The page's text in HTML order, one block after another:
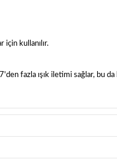
kullanılır.
fazla ışık iletimi sağlar, bu